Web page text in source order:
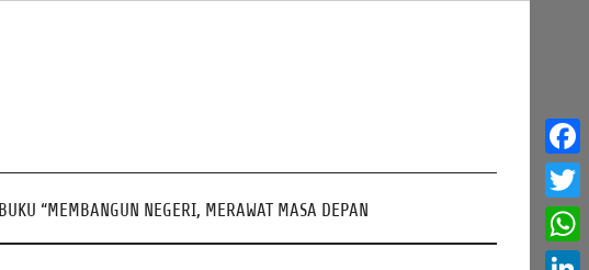
BUKU “MEMBANGUN NEGERI, MERAWAT MASA DEPAN